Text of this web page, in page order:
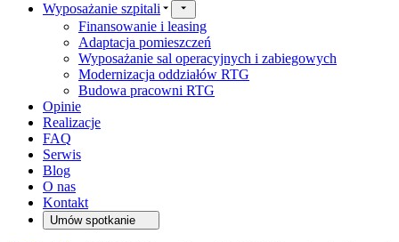
Wyposażanie szpitali
Finansowanie i leasing
Adaptacja pomieszczeń
Wyposażanie sal operacyjnych i zabiegowych
Modernizacja oddziałów RTG
Budowa pracowni RTG
Opinie
Realizacje
FAQ
Serwis
Blog
O nas
Kontakt
Umów spotkanie